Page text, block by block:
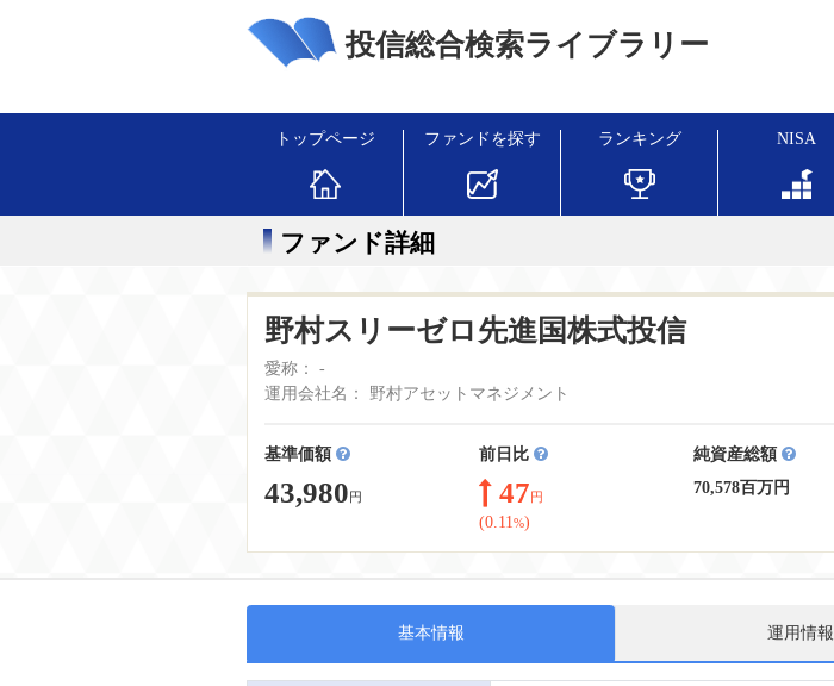
投信総合検索ライブラリー
トップページ ファンドを探す ランキング NISA
ファンド詳細
野村スリーゼロ先進国株式投信
愛称： -
運用会社名： 野村アセットマネジメント
基準価額
43,980円
前日比
47円
(0.11%)
純資産総額
70,578百万円
基本情報 運用情報